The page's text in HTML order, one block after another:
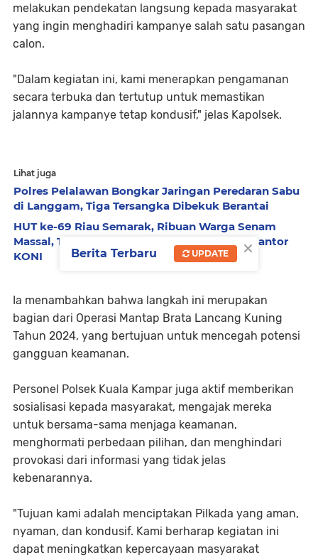
melakukan pendekatan langsung kepada masyarakat
yang ingin menghadiri kampanye salah satu pasangan
calon.
"Dalam kegiatan ini, kami menerapkan pengamanan
secara terbuka dan tertutup untuk memastikan
jalannya kampanye tetap kondusif," jelas Kapolsek.
Lihat juga
Polres Pelalawan Bongkar Jaringan Peredaran Sabu
di Langgam, Tiga Tersangka Dibekuk Berantai
HUT ke-69 Riau Semarak, Ribuan Warga Senam
Massal, Tanam 2.500 Pohon dan Resmikan Kantor
KONI
Ia menambahkan bahwa langkah ini merupakan
bagian dari Operasi Mantap Brata Lancang Kuning
Tahun 2024, yang bertujuan untuk mencegah potensi
gangguan keamanan.
Personel Polsek Kuala Kampar juga aktif memberikan
sosialisasi kepada masyarakat, mengajak mereka
untuk bersama-sama menjaga keamanan,
menghormati perbedaan pilihan, dan menghindari
provokasi dari informasi yang tidak jelas
kebenarannya.
"Tujuan kami adalah menciptakan Pilkada yang aman,
nyaman, dan kondusif. Kami berharap kegiatan ini
dapat meningkatkan kepercayaan masyarakat
×
Berita Terbaru UPDATE